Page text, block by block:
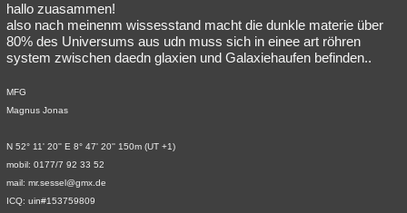
hallo zuasammen!
also nach meinenm wissesstand macht die dunkle materie über
80% des Universums aus udn muss sich in einee art röhren
system zwischen daedn glaxien und Galaxiehaufen befinden..
MFG
Magnus Jonas
N 52° 11' 20'' E 8° 47' 20'' 150m (UT +1)
mobil: 0177/7 92 33 52
mail: mr.sessel@gmx.de
ICQ: uin#153759809